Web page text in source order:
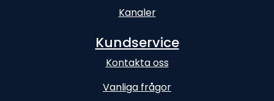
Kanaler
Kundservice
Kontakta oss
Vanliga frågor